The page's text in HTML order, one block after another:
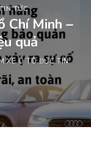
TỨC
Chí Minh –
quả
XE Ô TÔ ĐỨC TÍN